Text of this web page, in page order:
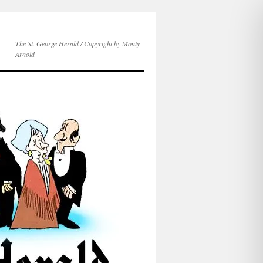
The St. George Herald / Copyright by Monty
Arnold